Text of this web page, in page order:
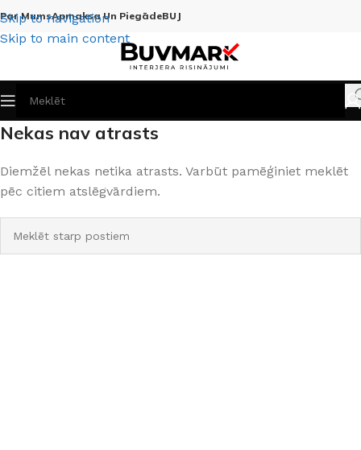
Skip to navigation
Skip to main content
Par MumsApmaksa Un PiegādeBUJ
Nekas nav atrasts
Diemžēl nekas netika atrasts. Varbūt pamēģiniet meklēt
pēc citiem atslēgvārdiem.